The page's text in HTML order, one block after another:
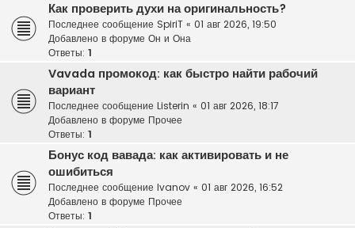
Как проверить духи на оригинальность?
Последнее сообщение SpiriT « 01 авг 2026, 19:50
Добавлено в форуме Он и Она
Ответы: 1
Vavada промокод: как быстро найти рабочий
вариант
Последнее сообщение Listerin « 01 авг 2026, 18:17
Добавлено в форуме Прочее
Ответы: 1
Бонус код вавада: как активировать и не
ошибиться
Последнее сообщение Ivanov « 01 авг 2026, 16:52
Добавлено в форуме Прочее
Ответы: 1